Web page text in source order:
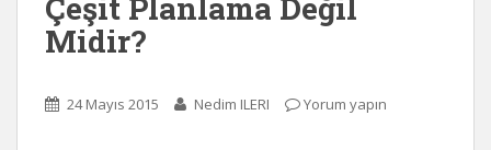
Çeşit Planlama Değil
Midir?
24 Mayıs 2015 Nedim ILERI Yorum yapın